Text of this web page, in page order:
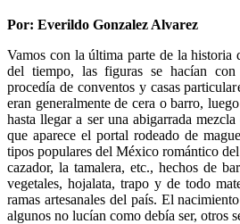
Por: Everildo Gonzalez Alvarez
Vamos con la última parte de la historia
del tiempo, las figuras se hacían con
procedía de conventos y casas
eran generalmente de cera o barro,
hasta llegar a ser una abigarrada
que aparece el portal rodeado de
tipos populares del México romántico
cazador, la tamalera, etc., hechos de
vegetales, hojalata, trapo y de todo
ramas artesanales del país. El
algunos no lucían como debía ser, otros